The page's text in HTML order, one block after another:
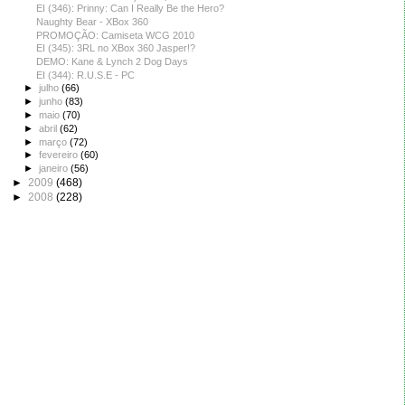
EI (346): Prinny: Can I Really Be the Hero?
Naughty Bear - XBox 360
PROMOÇÃO: Camiseta WCG 2010
EI (345): 3RL no XBox 360 Jasper!?
DEMO: Kane & Lynch 2 Dog Days
EI (344): R.U.S.E - PC
►julho(66)
►junho(83)
►maio(70)
►abril(62)
►março(72)
►fevereiro(60)
►janeiro(56)
► 2009 (468)
► 2008 (228)